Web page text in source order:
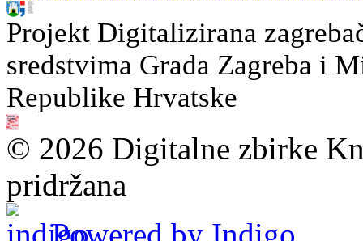
Projekt Digitalizirana
sredstvima Grada Zagreba i
Republike Hrvatske
© 2026 Digitalne zbirke
pridržana